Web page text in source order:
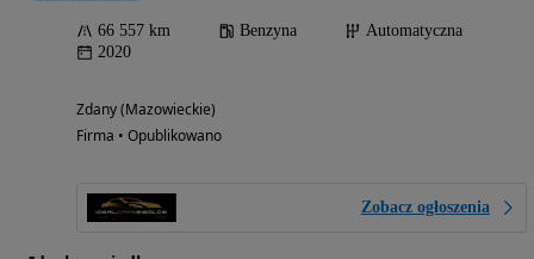
66 557 km Benzyna
Automatyczna
2020
Zdany (Mazowieckie)
Firma • Opublikowano
Zobacz ogłoszenia